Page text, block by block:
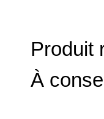
Produit
À